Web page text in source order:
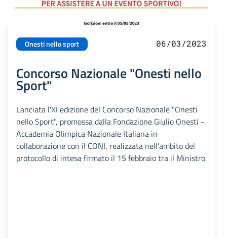
Onesti nello sport 06/03/2023
Concorso Nazionale "Onesti nello
Sport"
Lanciata l'XI edizione del Concorso Nazionale "Onesti
nello Sport", promossa dalla Fondazione Giulio Onesti -
Accademia Olimpica Nazionale Italiana in
collaborazione con il CONI, realizzata nell’ambito del
protocollo di intesa firmato il 15 febbraio tra il Ministro